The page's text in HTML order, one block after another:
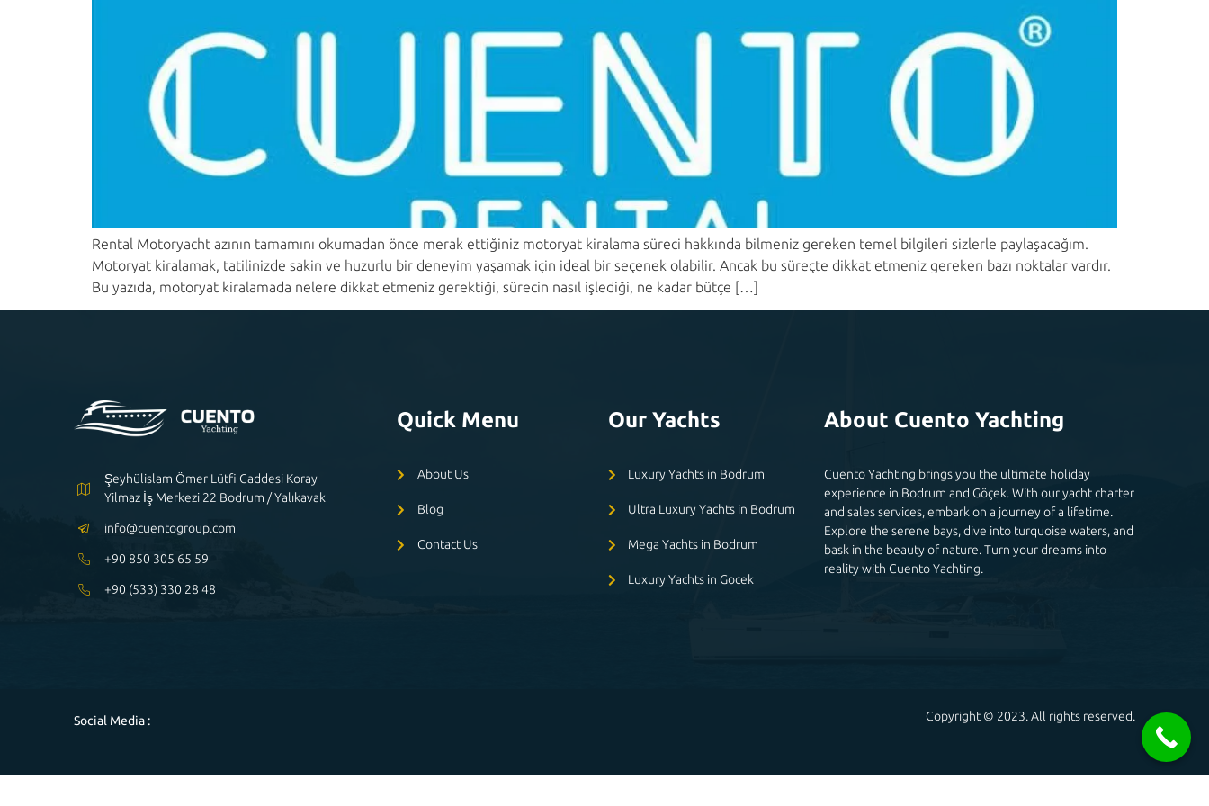
Rental Motoryacht azının tamamını okumadan önce merak ettiğiniz motoryat kiralama süreci hakkında bilmeniz gereken temel bilgileri sizlerle paylaşacağım.
Motoryat kiralamak, tatilinizde sakin ve huzurlu bir deneyim yaşamak için ideal bir seçenek olabilir. Ancak bu süreçte dikkat etmeniz gereken bazı noktalar vardır.
Bu yazıda, motoryat kiralamada nelere dikkat etmeniz gerektiği, sürecin nasıl işlediği, ne kadar bütçe […]
Şeyhülislam Ömer Lütfi Caddesi Koray
Yilmaz İş Merkezi 22 Bodrum / Yalıkavak
info@cuentogroup.com
+90 850 305 65 59
+90 (533) 330 28 48
Quick Menu
About Us
Blog
Contact Us
Our Yachts
Luxury Yachts in Bodrum
Ultra Luxury Yachts in Bodrum
Mega Yachts in Bodrum
Luxury Yachts in Gocek
About Cuento Yachting
Cuento Yachting brings you the ultimate holiday
experience in Bodrum and Göçek. With our yacht charter
and sales services, embark on a journey of a lifetime.
Explore the serene bays, dive into turquoise waters, and
bask in the beauty of nature. Turn your dreams into
reality with Cuento Yachting.
Social Media : Copyright © 2023. All rights reserved.